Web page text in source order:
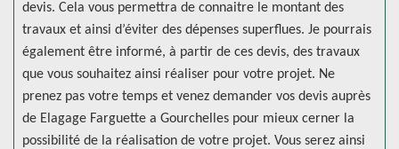
devis. Cela vous permettra de connaitre le montant des
travaux et ainsi d’éviter des dépenses superflues. Je pourrais
également être informé, à partir de ces devis, des travaux
que vous souhaitez ainsi réaliser pour votre projet. Ne
prenez pas votre temps et venez demander vos devis auprès
de Elagage Farguette a Gourchelles pour mieux cerner la
possibilité de la réalisation de votre projet. Vous serez ainsi